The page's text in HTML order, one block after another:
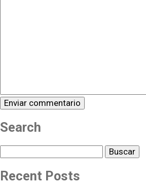
Search
Recent Posts